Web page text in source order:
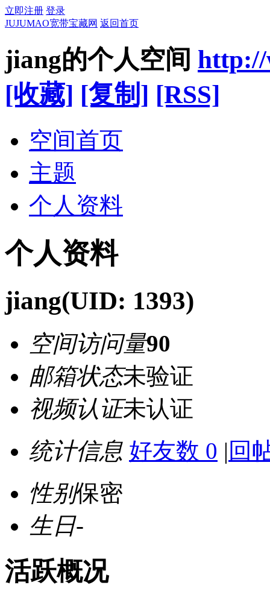
立即注册 登录
JUJUMAO宽带宝藏网 返回首页
jiang的个人空间 http://
[收藏] [复制] [RSS]
空间首页
主题
个人资料
个人资料
jiang(UID: 1393)
空间访问量90
邮箱状态未验证
视频认证未认证
统计信息 好友数 0 | 回
性别保密
生日-
活跃概况